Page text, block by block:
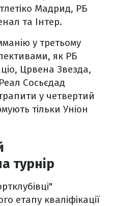
Мадрид, РБ
та Інтер.
у третьому
як РБ
Црвена Звезда,
Сосьєдад
у четвертий
тільки Уніон
турнір
етапу кваліфікації